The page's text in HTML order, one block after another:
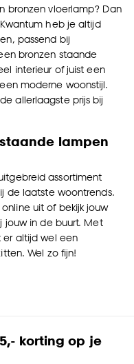
bronzen vloerlamp? Dan
heb je altijd
passend bij
bronzen staande
interieur of juist een
moderne woonstijl.
allerlaagste prijs bij
lampen
assortiment
de laatste woontrends.
uit of bekijk jouw
jouw in de buurt. Met
er altijd wel een
Wel zo fijn!
korting op je